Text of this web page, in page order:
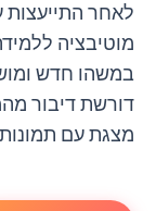
לאחר התייעצות
מוטיבציה
במשהו חדש
דורשת דיבור
מצגת עם